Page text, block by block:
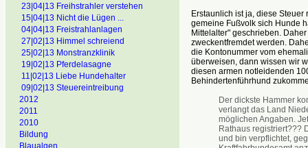
23|04|13 Freihstrahler verstehen
15|04|13 Nicht die Lügen ...
04|04|13 Freistrahlanlagen
27|02|13 Himmel schreiend
25|02|13 Monstranzklinik
19|02|13 Pferdelasagne
11|02|13 Liebe Hundehalter
09|02|13 Steuereintreibung
2012
2011
2010
Bildung
Blaualgen
Erstaunlich ist ja, diese
gemeine Fußvolk sich Hunde
Mittelalter" geschrieben.
zweckentfremdet werden.
die Kontonummer vom
überweisen, dann wissen wir
diesen armen notleidenden
Behindertenführhund
Der dickste Hammer
verlangt das Land
möglichen Angaben.
Rathaus registriert???
und bin verpflichtet,